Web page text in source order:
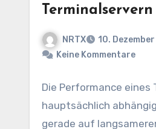
NRTX
10.
Keine Kommentare
Die Performance eines
hauptsächlich
gerade auf